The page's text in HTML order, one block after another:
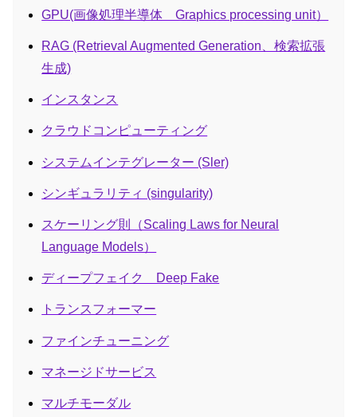
GPU(画像処理半導体 Graphics processing unit）
RAG (Retrieval Augmented Generation、検索拡張
生成)
インスタンス
クラウドコンピューティング
システムインテグレーター (Sler)
シンギュラリティ (singularity)
スケーリング則（Scaling Laws for Neural
Language Models）
ディープフェイク Deep Fake
トランスフォーマー
ファインチューニング
マネージドサービス
マルチモーダル